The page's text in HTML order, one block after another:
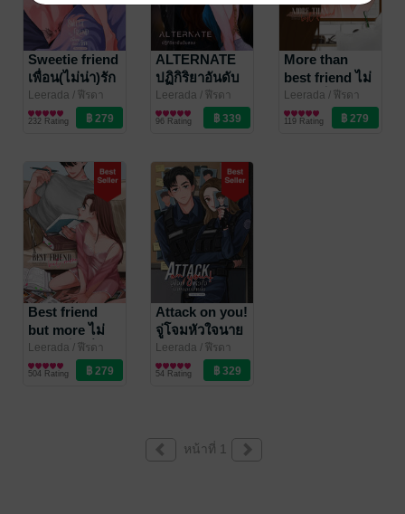
Sweetie friend
เพื่อน(ไม่น่า)รัก
Leerada / ฬีรดา
นิยายรักวัยรุ่น
232 Rating
ALTERNATE
ปฏิกิริยาอันดับ
สอง
Leerada / ฬีรดา
นิยายรัก
96 Rating
More than
best friend ไม่
อยากเป็นก้าง
อยากยืนข้างคุณ
Leerada / ฬีรดา
นิยายรักวัยรุ่น
119 Rating
Best friend
but more ไม่
อยากเป็นเพื่อน
อยากเลื่อนขั้น
เป็นของคุณ
Leerada / ฬีรดา
นิยายรักวัยรุ่น
504 Rating
Attack on you!
จู่โจมหัวใจนาย
คอมมานโด
Leerada / ฬีรดา
นิยายรัก
54 Rating
หน้าที่ 1